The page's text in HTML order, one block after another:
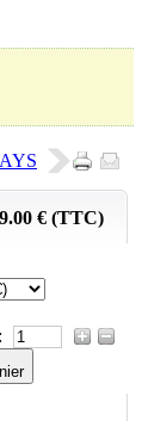
€ (TTC)